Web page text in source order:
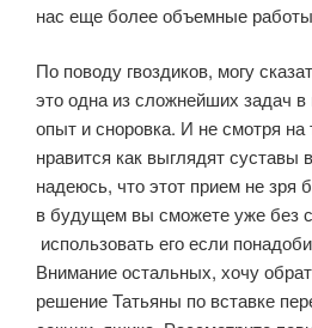
нас еще более объемные
По поводу гвоздиков, могу
это одна из сложнейших задач
опыт и сноровка. И не смотря на
нравится как выглядят
надеюсь, что этот прием не зря
в будущем вы сможете уже без
использовать его если
Внимание остальных, хочу
решение Татьяны по вставке